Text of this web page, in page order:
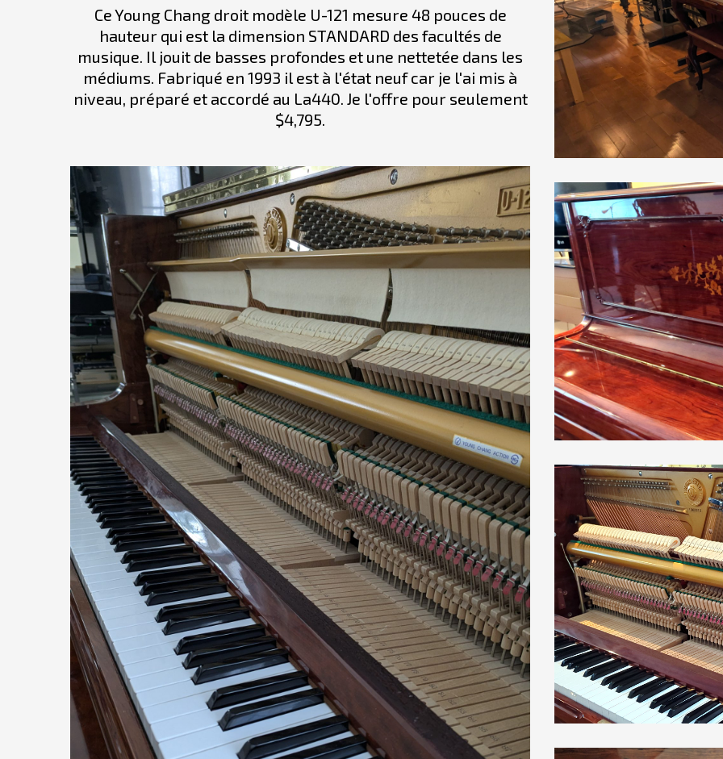
Ce Young Chang droit modèle U-121 mesure 48 pouces de
hauteur qui est la dimension STANDARD des facultés de
musique. Il jouit de basses profondes et une nettetée dans les
médiums. Fabriqué en 1993 il est à l'état neuf car je l'ai mis à
niveau, préparé et accordé au La440. Je l'offre pour seulement
$4,795.